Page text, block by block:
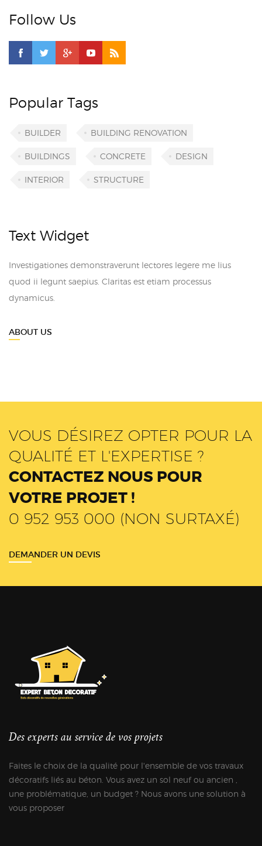
Follow Us
Popular Tags
BUILDER BUILDING RENOVATION
BUILDINGS CONCRETE DESIGN
INTERIOR STRUCTURE
Text Widget
Investigationes demonstraverunt lectores legere me lius
quod ii legunt saepius. Claritas est etiam processus
dynamicus.
ABOUT US
VOUS DÉSIREZ OPTER POUR LA
QUALITÉ ET L'EXPERTISE ?
CONTACTEZ NOUS POUR
VOTRE PROJET !
0 952 953 000 (NON SURTAXÉ)
DEMANDER UN DEVIS
Des experts au service de vos projets
Faites le choix de la qualité pour l'ensemble de vos travaux
décoratifs liés au béton. Vous avez un sol neuf ou ancien ,
une problématique, un budget ? Nous avons une solution à
vous proposer